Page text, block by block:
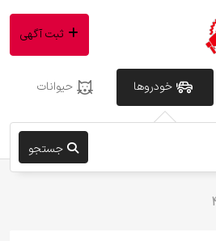
خودروها حیوانات
جستجو
ثبت آگهی